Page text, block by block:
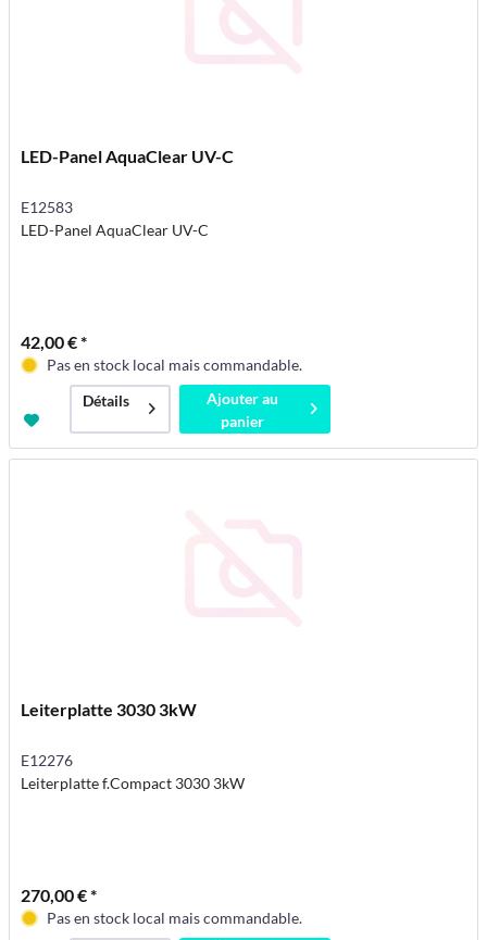
LED-Panel AquaClear UV-C
E12583
LED-Panel AquaClear UV-C
42,00 € *
Pas en stock local mais commandable.
Détails
Ajouter au
panier
Leiterplatte 3030 3kW
E12276
Leiterplatte f.Compact 3030 3kW
270,00 € *
Pas en stock local mais commandable.